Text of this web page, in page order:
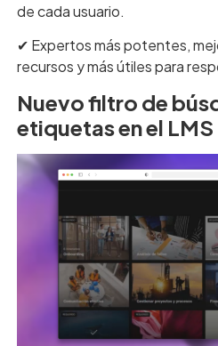
de cada usuario.
✔︎ Expertos más potentes,
recursos y más útiles para
Nuevo filtro de
etiquetas en el LMS